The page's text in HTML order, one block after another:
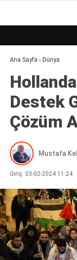
GALERİ
DÜNYA
EKONOMI
GÜNDEM
KÜLÜR – SANAT
MAGAZIN
POLITIKA
ASAYIŞ
DIĞER
Ana Sayfa › Dünya
Destek
Çözüm
Mustafa
Giriş: 03-02-2024 11:24